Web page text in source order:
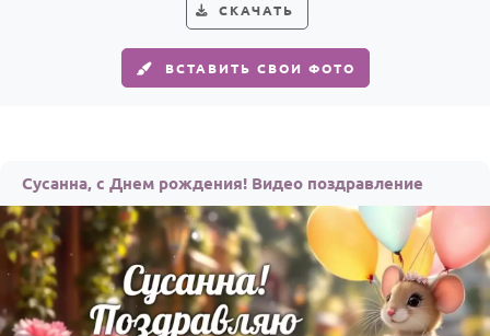
Женщине
Мужчине
Детям
Все родственники
ПЕРСОНАЛЬНЫЕ
Пожелания
СКАЧАТЬ
ВСТАВИТЬ СВОИ ФОТО
Сусанна, с Днем рождения! Видео поздравление